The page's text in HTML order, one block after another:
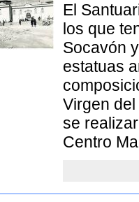
El
los que
Socavón
estatuas
Virgen
se
Centro